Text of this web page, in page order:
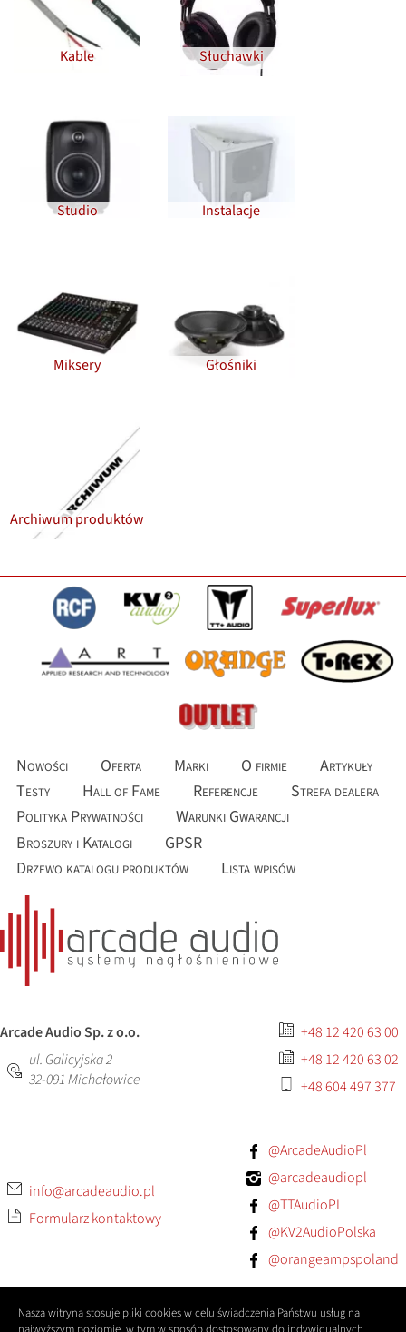
Kable Słuchawki
Studio Instalacje
Miksery Głośniki
Archiwum produktów
Nowości Oferta Marki O firmie
Artykuły
Testy
Hall of Fame Referencje
Strefa dealera
Polityka Prywatności
Warunki Gwarancji
Broszury i Katalogi
GPSR
Drzewo katalogu produktów
Lista wpisów
Arcade Audio Sp. z o.o.
ul. Galicyjska 2
32-091Michałowice
+48 12 420 63 00
+48 12 420 63 02
+48 604 497 377
info@arcadeaudio.pl
Formularz kontaktowy
@ArcadeAudioPl
@arcadeaudiopl
@TTAudioPL
@KV2AudioPolska
@orangeampspoland
Nasza witryna stosuje pliki cookies w celu świadczenia Państwu usług na